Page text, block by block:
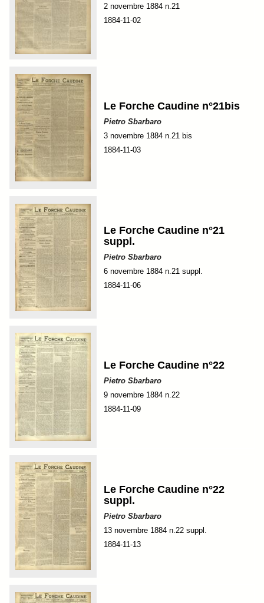
2 novembre 1884 n.21
1884-11-02
Le Forche Caudine n°21bis
Pietro Sbarbaro
3 novembre 1884 n.21 bis
1884-11-03
Le Forche Caudine n°21
suppl.
Pietro Sbarbaro
6 novembre 1884 n.21 suppl.
1884-11-06
Le Forche Caudine n°22
Pietro Sbarbaro
9 novembre 1884 n.22
1884-11-09
Le Forche Caudine n°22
suppl.
Pietro Sbarbaro
13 novembre 1884 n.22 suppl.
1884-11-13